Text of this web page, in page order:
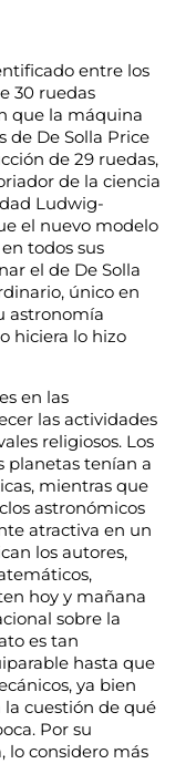
entre los
30 ruedas
que la máquina
de De Solla Price
de 29 ruedas,
de la ciencia
Ludwig-
el nuevo modelo
todos sus
el de De Solla
único en
astronomía
hiciera lo hizo
en las
las actividades
religiosos. Los
planetas tenían a
mientras que
astronómicos
atractiva en un
los autores,
hoy y mañana
sobre la
es tan
hasta que
ya bien
la cuestión de qué
Por su
lo considero más